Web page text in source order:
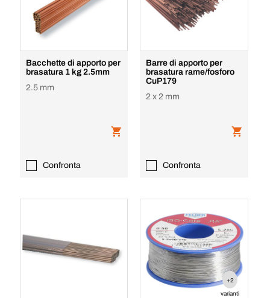
Bacchette di apporto per
brasatura 1 kg 2.5mm
2.5 mm
Confronta
Barre di apporto per
brasatura rame/fosforo
CuP179
2 x 2 mm
Confronta
+2
varianti